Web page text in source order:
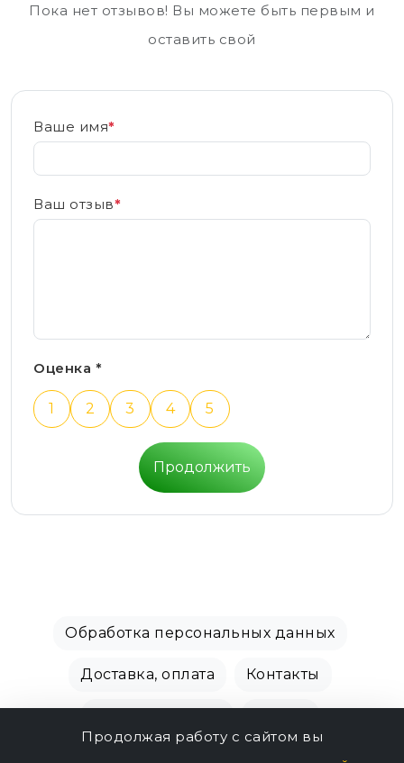
Пока нет отзывов! Вы можете быть первым и
оставить свой
Ваше имя*
Ваш отзыв*
Оценка *
1 2 3 4 5
Продолжить
Обработка персональных данных
Доставка, оплата Контакты
Продолжая работу с сайтом вы